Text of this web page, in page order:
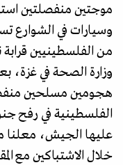
موجتين منفصلتين
من الفلسطينيين
وزارة الصحة في غزة،
هجومين مسلحين
الفلسطينية في رفح
عليها الجيش،
خلال الاشتباكين مع